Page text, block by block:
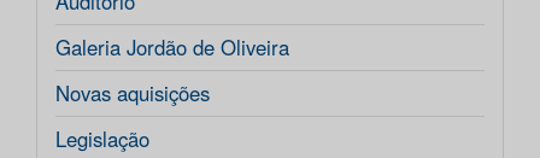
Galeria Jordão de Oliveira
Novas aquisições
Legislação